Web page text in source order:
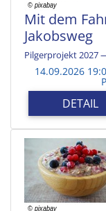
Mit dem
Jakobsweg
Pilgerprojekt 2027
14.09.2026
DETAIL